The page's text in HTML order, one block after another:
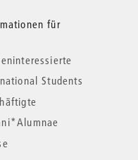
für
Students